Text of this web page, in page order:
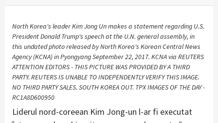
North Korea's leader Kim Jong Un makes a statement regarding U.S.
President Donald Trump's speech at the U.N. general assembly, in
this undated photo released by North Korea's Korean Central News
Agency (KCNA) in Pyongyang September 22, 2017. KCNA via REUTERS
ATTENTION EDITORS - THIS PICTURE WAS PROVIDED BY A THIRD
PARTY. REUTERS IS UNABLE TO INDEPENDENTLY VERIFY THIS IMAGE.
NO THIRD PARTY SALES. SOUTH KOREA OUT. TPX IMAGES OF THE DAY -
RC1A8D600950
Liderul nord-coreean Kim Jong-un l-ar fi executat